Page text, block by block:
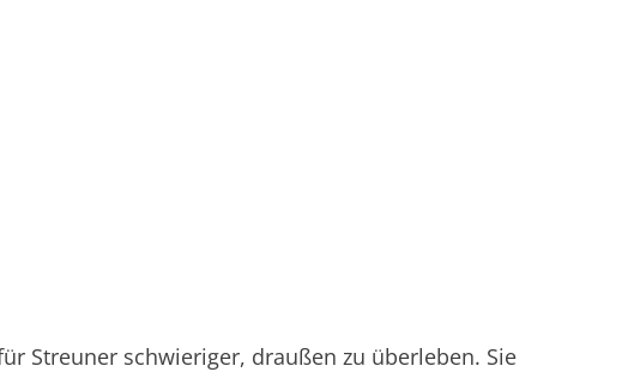
Streuner schwieriger, draußen zu überleben. Sie